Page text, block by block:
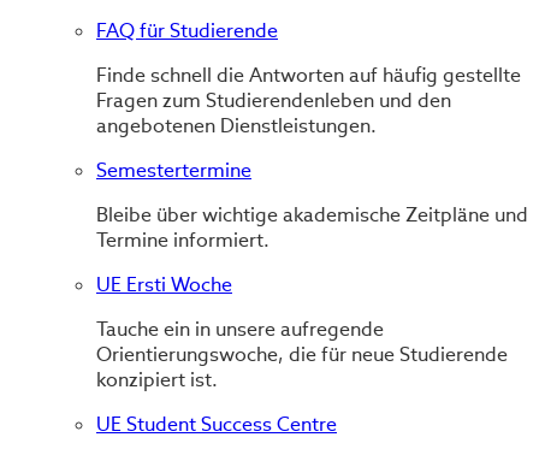
FAQ für Studierende
Finde schnell die Antworten auf häufig gestellte
Fragen zum Studierendenleben und den
angebotenen Dienstleistungen.
Semestertermine
Bleibe über wichtige akademische Zeitpläne und
Termine informiert.
UE Ersti Woche
Tauche ein in unsere aufregende
Orientierungswoche, die für neue Studierende
konzipiert ist.
UE Student Success Centre